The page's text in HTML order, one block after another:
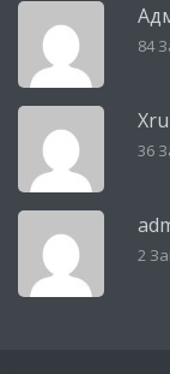
84
36
2